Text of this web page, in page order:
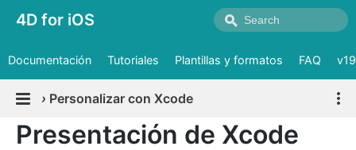
4D for iOS
Documentación Tutoriales Plantillas y formatos FAQ
› Personalizar con Xcode
Presentación de Xcode